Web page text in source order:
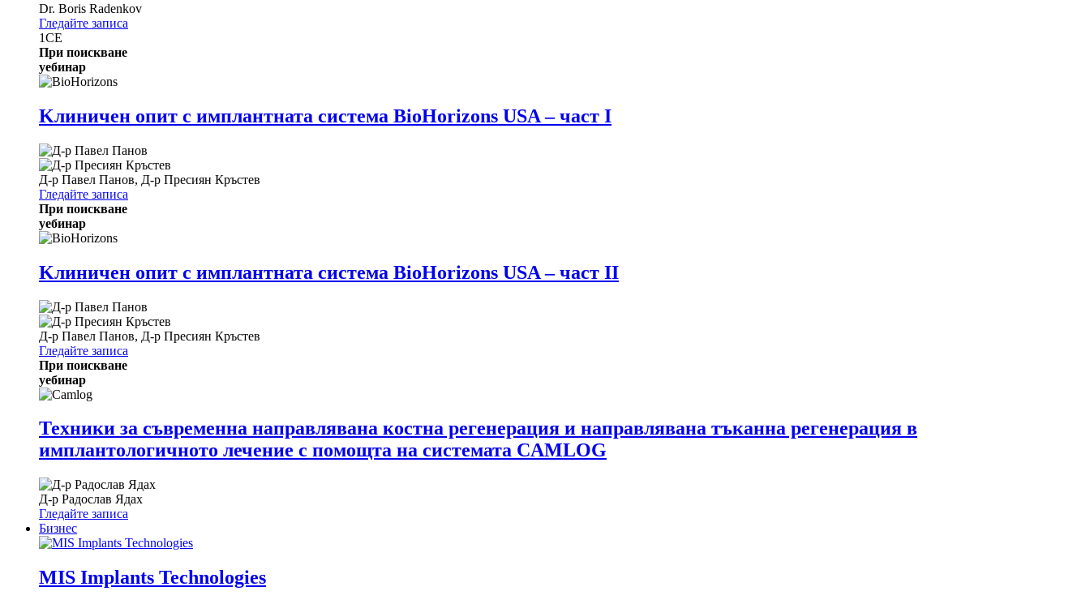
Dr. Boris Radenkov
Гледайте записа
1CE
При поискване
уебинар
Kлиничен опит с имплантната система BioHorizons USA – част I
Д-р Павел Панов, Д-р Пресиян Кръстев
Гледайте записа
При поискване
уебинар
Kлиничен опит с имплантната система BioHorizons USA – част II
Д-р Павел Панов, Д-р Пресиян Кръстев
Гледайте записа
При поискване
уебинар
Техники за съвременна направлявана костна регенерация и направлявана тъканна регенерация в
имплантологичното лечение с помощта на системата CAMLOG
Д-р Радослав Ядах
Гледайте записа
Бизнес
MIS Implants Technologies